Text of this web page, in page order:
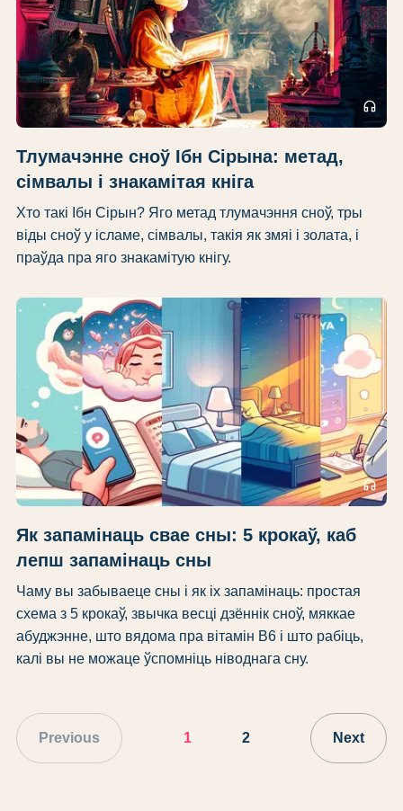
headphones
Тлумачэнне сноў Ібн Сірына: метад,
сімвалы і знакамітая кніга
Хто такі Ібн Сірын? Яго метад тлумачэння сноў, тры
віды сноў у ісламе, сімвалы, такія як змяі і золата, і
праўда пра яго знакамітую кнігу.
headphones
Як запамінаць свае сны: 5 крокаў, каб
лепш запамінаць сны
Чаму вы забываеце сны і як іх запамінаць: простая
схема з 5 крокаў, звычка весці дзённік сноў, мяккае
абуджэнне, што вядома пра вітамін B6 і што рабіць,
калі вы не можаце ўспомніць ніводнага сну.
Previous 1 2 Next